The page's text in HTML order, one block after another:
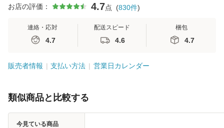
お店の評価： 4.7点 (830件)
連絡・応対
4.7
配送スピード
4.6
梱包
4.7
販売者情報 支払い方法 営業日カレンダー
類似商品と比較する
今見ている商品